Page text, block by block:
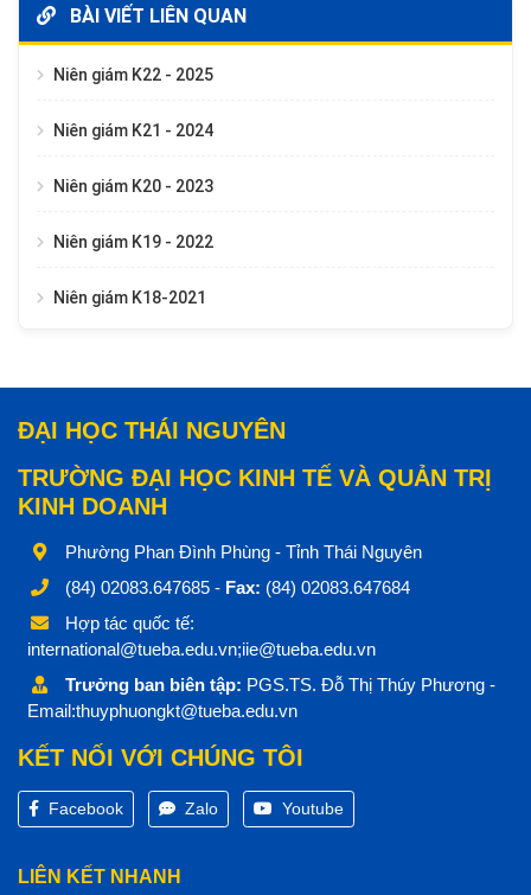
BÀI VIẾT LIÊN QUAN
Niên giám K22 - 2025
Niên giám K21 - 2024
Niên giám K20 - 2023
Niên giám K19 - 2022
Niên giám K18-2021
ĐẠI HỌC THÁI NGUYÊN
TRƯỜNG ĐẠI HỌC KINH TẾ VÀ QUẢN TRỊ
KINH DOANH
Phường Phan Đình Phùng - Tỉnh Thái Nguyên
(84) 02083.647685 - Fax: (84) 02083.647684
Hợp tác quốc tế:
international@tueba.edu.vn;iie@tueba.edu.vn
Trưởng ban biên tập: PGS.TS. Đỗ Thị Thúy Phương -
Email:thuyphuongkt@tueba.edu.vn
KẾT NỐI VỚI CHÚNG TÔI
Facebook Zalo Youtube
LIÊN KẾT NHANH